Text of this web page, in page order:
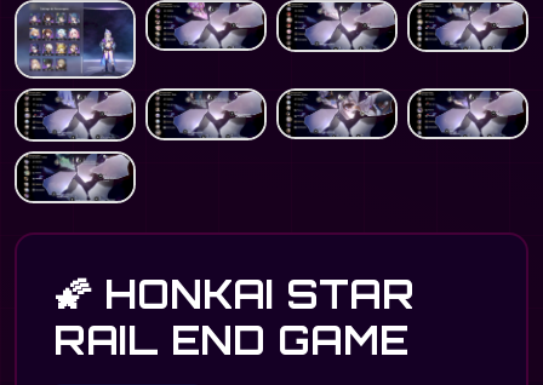
🌠 HONKAI STAR
RAIL END GAME